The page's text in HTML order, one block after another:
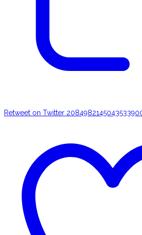
Retweet on Twitter